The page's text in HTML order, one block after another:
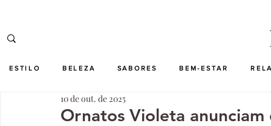
ESTILO BELEZA SABORES BEM-ESTAR
Ornatos Violeta
10 de out. de 2025